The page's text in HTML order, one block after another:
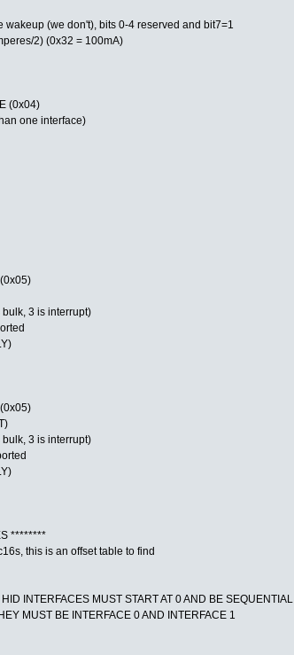
(we don't), bits 0-4 reserved and bit7=1
2) (0x32 = 100mA)
(0x04)
one interface)
3 is interrupt)
3 is interrupt)
********
this is an offset table to find
INTERFACES MUST START AT 0 AND BE SEQUENTIAL
MUST BE INTERFACE 0 AND INTERFACE 1